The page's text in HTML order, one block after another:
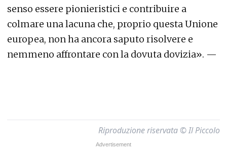
senso essere pionieristici e contribuire a
colmare una lacuna che, proprio questa Unione
europea, non ha ancora saputo risolvere e
nemmeno affrontare con la dovuta dovizia». —
Riproduzione riservata © Il Piccolo